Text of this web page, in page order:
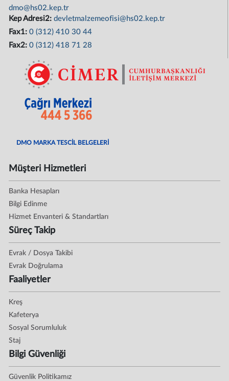
dmo@hs02.kep.tr
Kep Adresi2:devletmalzemeofisi@hs02.kep.tr
Fax1:0 (312) 410 30 44
Fax2:0 (312) 418 71 28
DMO MARKA TESCİL BELGELERİ
Müşteri Hizmetleri
Banka Hesapları
Bilgi Edinme
Hizmet Envanteri & Standartları
Süreç Takip
Evrak / Dosya Takibi
Evrak Doğrulama
Faaliyetler
Kreş
Kafeterya
Sosyal Sorumluluk
Staj
Bilgi Güvenliği
Güvenlik Politikamız